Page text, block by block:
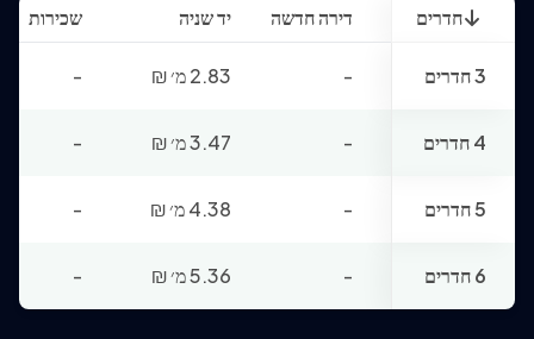
חדרים דירה חדשה יד שניה שכירות
3 חדרים - 2.83 מ׳ ₪
-
4 חדרים - 3.47 מ׳ ₪
-
5 חדרים - 4.38 מ׳ ₪
-
6 חדרים - 5.36 מ׳ ₪
-